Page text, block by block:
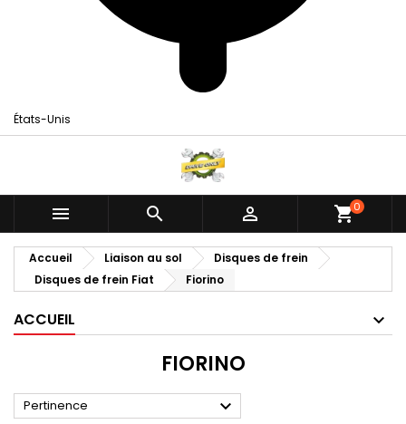
États-Unis
   shopping_cart0
Accueil Liaison au sol
Disques de frein
Disques de frein Fiat
Fiorino
ACCUEIL
FIORINO
Pertinence 